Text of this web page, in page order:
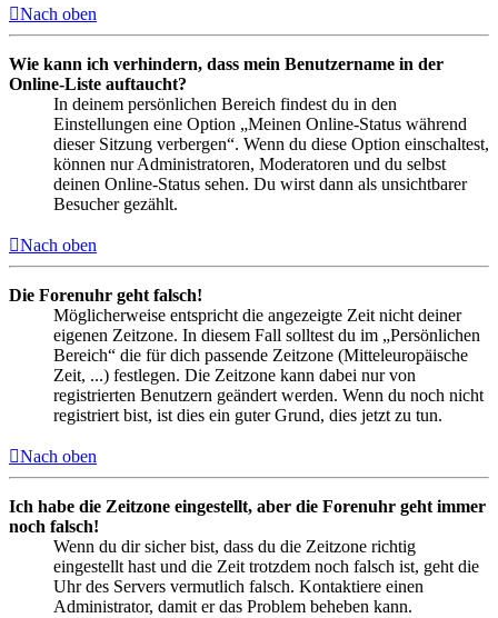
Nach oben
Wie kann ich verhindern, dass mein Benutzername in der
Online-Liste auftaucht?
In deinem persönlichen Bereich findest du in den
Einstellungen eine Option „Meinen Online-Status während
dieser Sitzung verbergen“. Wenn du diese Option einschaltest,
können nur Administratoren, Moderatoren und du selbst
deinen Online-Status sehen. Du wirst dann als unsichtbarer
Besucher gezählt.
Nach oben
Die Forenuhr geht falsch!
Möglicherweise entspricht die angezeigte Zeit nicht deiner
eigenen Zeitzone. In diesem Fall solltest du im „Persönlichen
Bereich“ die für dich passende Zeitzone (Mitteleuropäische
Zeit, ...) festlegen. Die Zeitzone kann dabei nur von
registrierten Benutzern geändert werden. Wenn du noch nicht
registriert bist, ist dies ein guter Grund, dies jetzt zu tun.
Nach oben
Ich habe die Zeitzone eingestellt, aber die Forenuhr geht immer
noch falsch!
Wenn du dir sicher bist, dass du die Zeitzone richtig
eingestellt hast und die Zeit trotzdem noch falsch ist, geht die
Uhr des Servers vermutlich falsch. Kontaktiere einen
Administrator, damit er das Problem beheben kann.